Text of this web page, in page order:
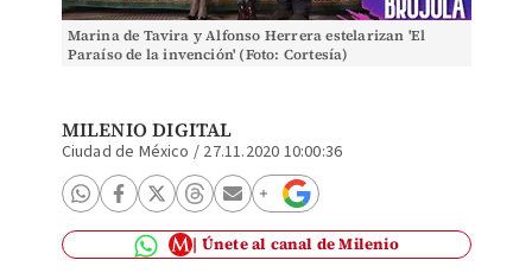
Marina de Tavira y Alfonso Herrera estelarizan 'El
Paraíso de la invención' (Foto: Cortesía)
MILENIO DIGITAL
Ciudad de México / 27.11.2020 10:00:36
Únete al canal de Milenio